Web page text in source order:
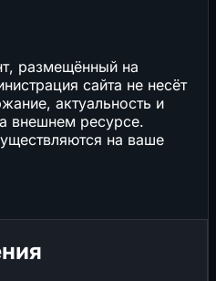
размещённый на
сайта не несёт
актуальность и
внешнем ресурсе.
на ваше